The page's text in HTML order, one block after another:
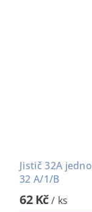
Jistič 32A
32 A/1/B
62 Kč/ ks